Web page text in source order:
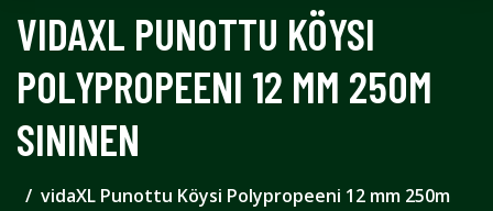
VIDAXL PUNOTTU KÖYSI
POLYPROPEENI 12 MM 250M
SININEN
vidaXL Punottu Köysi Polypropeeni 12 mm 250m